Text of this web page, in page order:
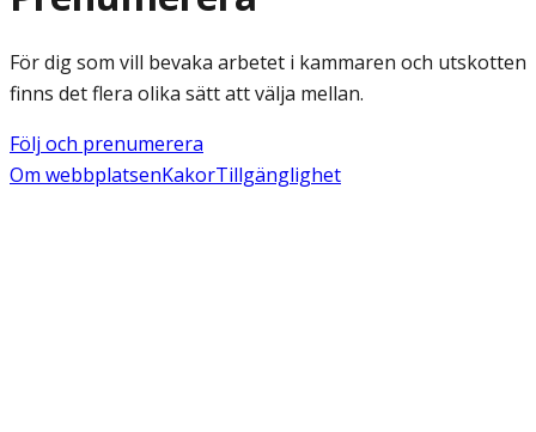
För dig som vill bevaka arbetet i kammaren och utskotten
finns det flera olika sätt att välja mellan.
Följ och prenumerera
Om webbplatsenKakorTillgänglighet